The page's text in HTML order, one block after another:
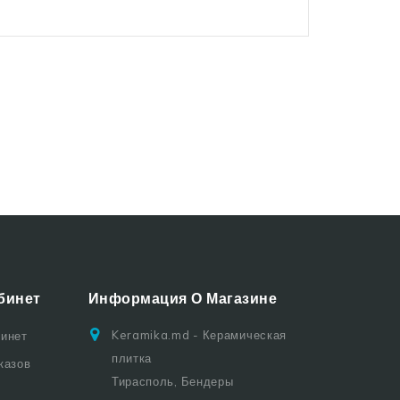
Информация О Магазине
Keramika.md - Керамическая
плитка
Тирасполь, Бендеры